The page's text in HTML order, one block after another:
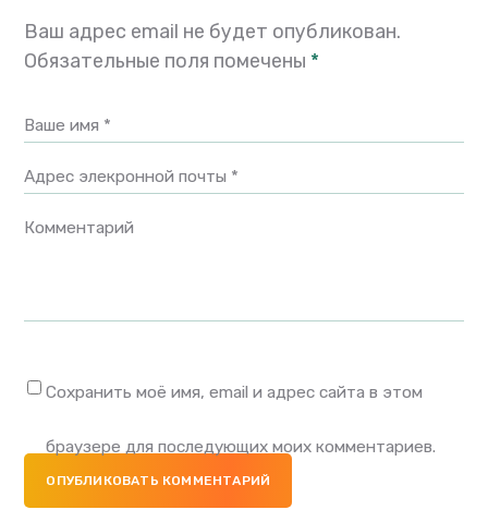
Ваш адрес email не будет опубликован.
Обязательные поля помечены *
Ваше имя *
Адрес элекронной почты *
Комментарий
Сохранить моё имя, email и адрес сайта в этом
браузере для последующих моих комментариев.
ОПУБЛИКОВАТЬ КОММЕНТАРИЙ